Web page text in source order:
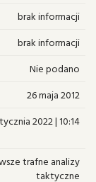
brak informacji
brak informacji
Nie podano
26 maja 2012
2022 | 10:14
trafne analizy
taktyczne